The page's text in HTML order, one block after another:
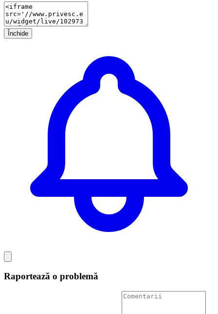
Închide
Raportează o problemă